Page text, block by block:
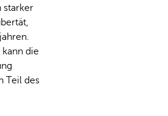
starker
die
Teil des